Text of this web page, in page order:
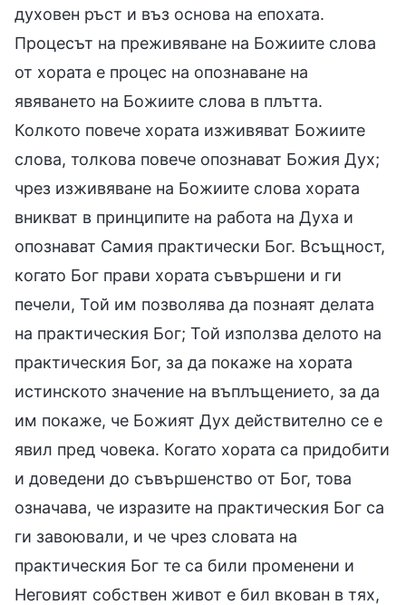
духовен ръст и въз основа на епохата.
Процесът на преживяване на Божиите слова
от хората е процес на опознаване на
явяването на Божиите слова в плътта.
Колкото повече хората изживяват Божиите
слова, толкова повече опознават Божия Дух;
чрез изживяване на Божиите слова хората
вникват в принципите на работа на Духа и
опознават Самия практически Бог. Всъщност,
когато Бог прави хората съвършени и ги
печели, Той им позволява да познаят делата
на практическия Бог; Той използва делото на
практическия Бог, за да покаже на хората
истинското значение на въплъщението, за да
им покаже, че Божият Дух действително се е
явил пред човека. Когато хората са придобити
и доведени до съвършенство от Бог, това
означава, че изразите на практическия Бог са
ги завоювали, и че чрез словата на
практическия Бог те са били променени и
Неговият собствен живот е бил вкован в тях,